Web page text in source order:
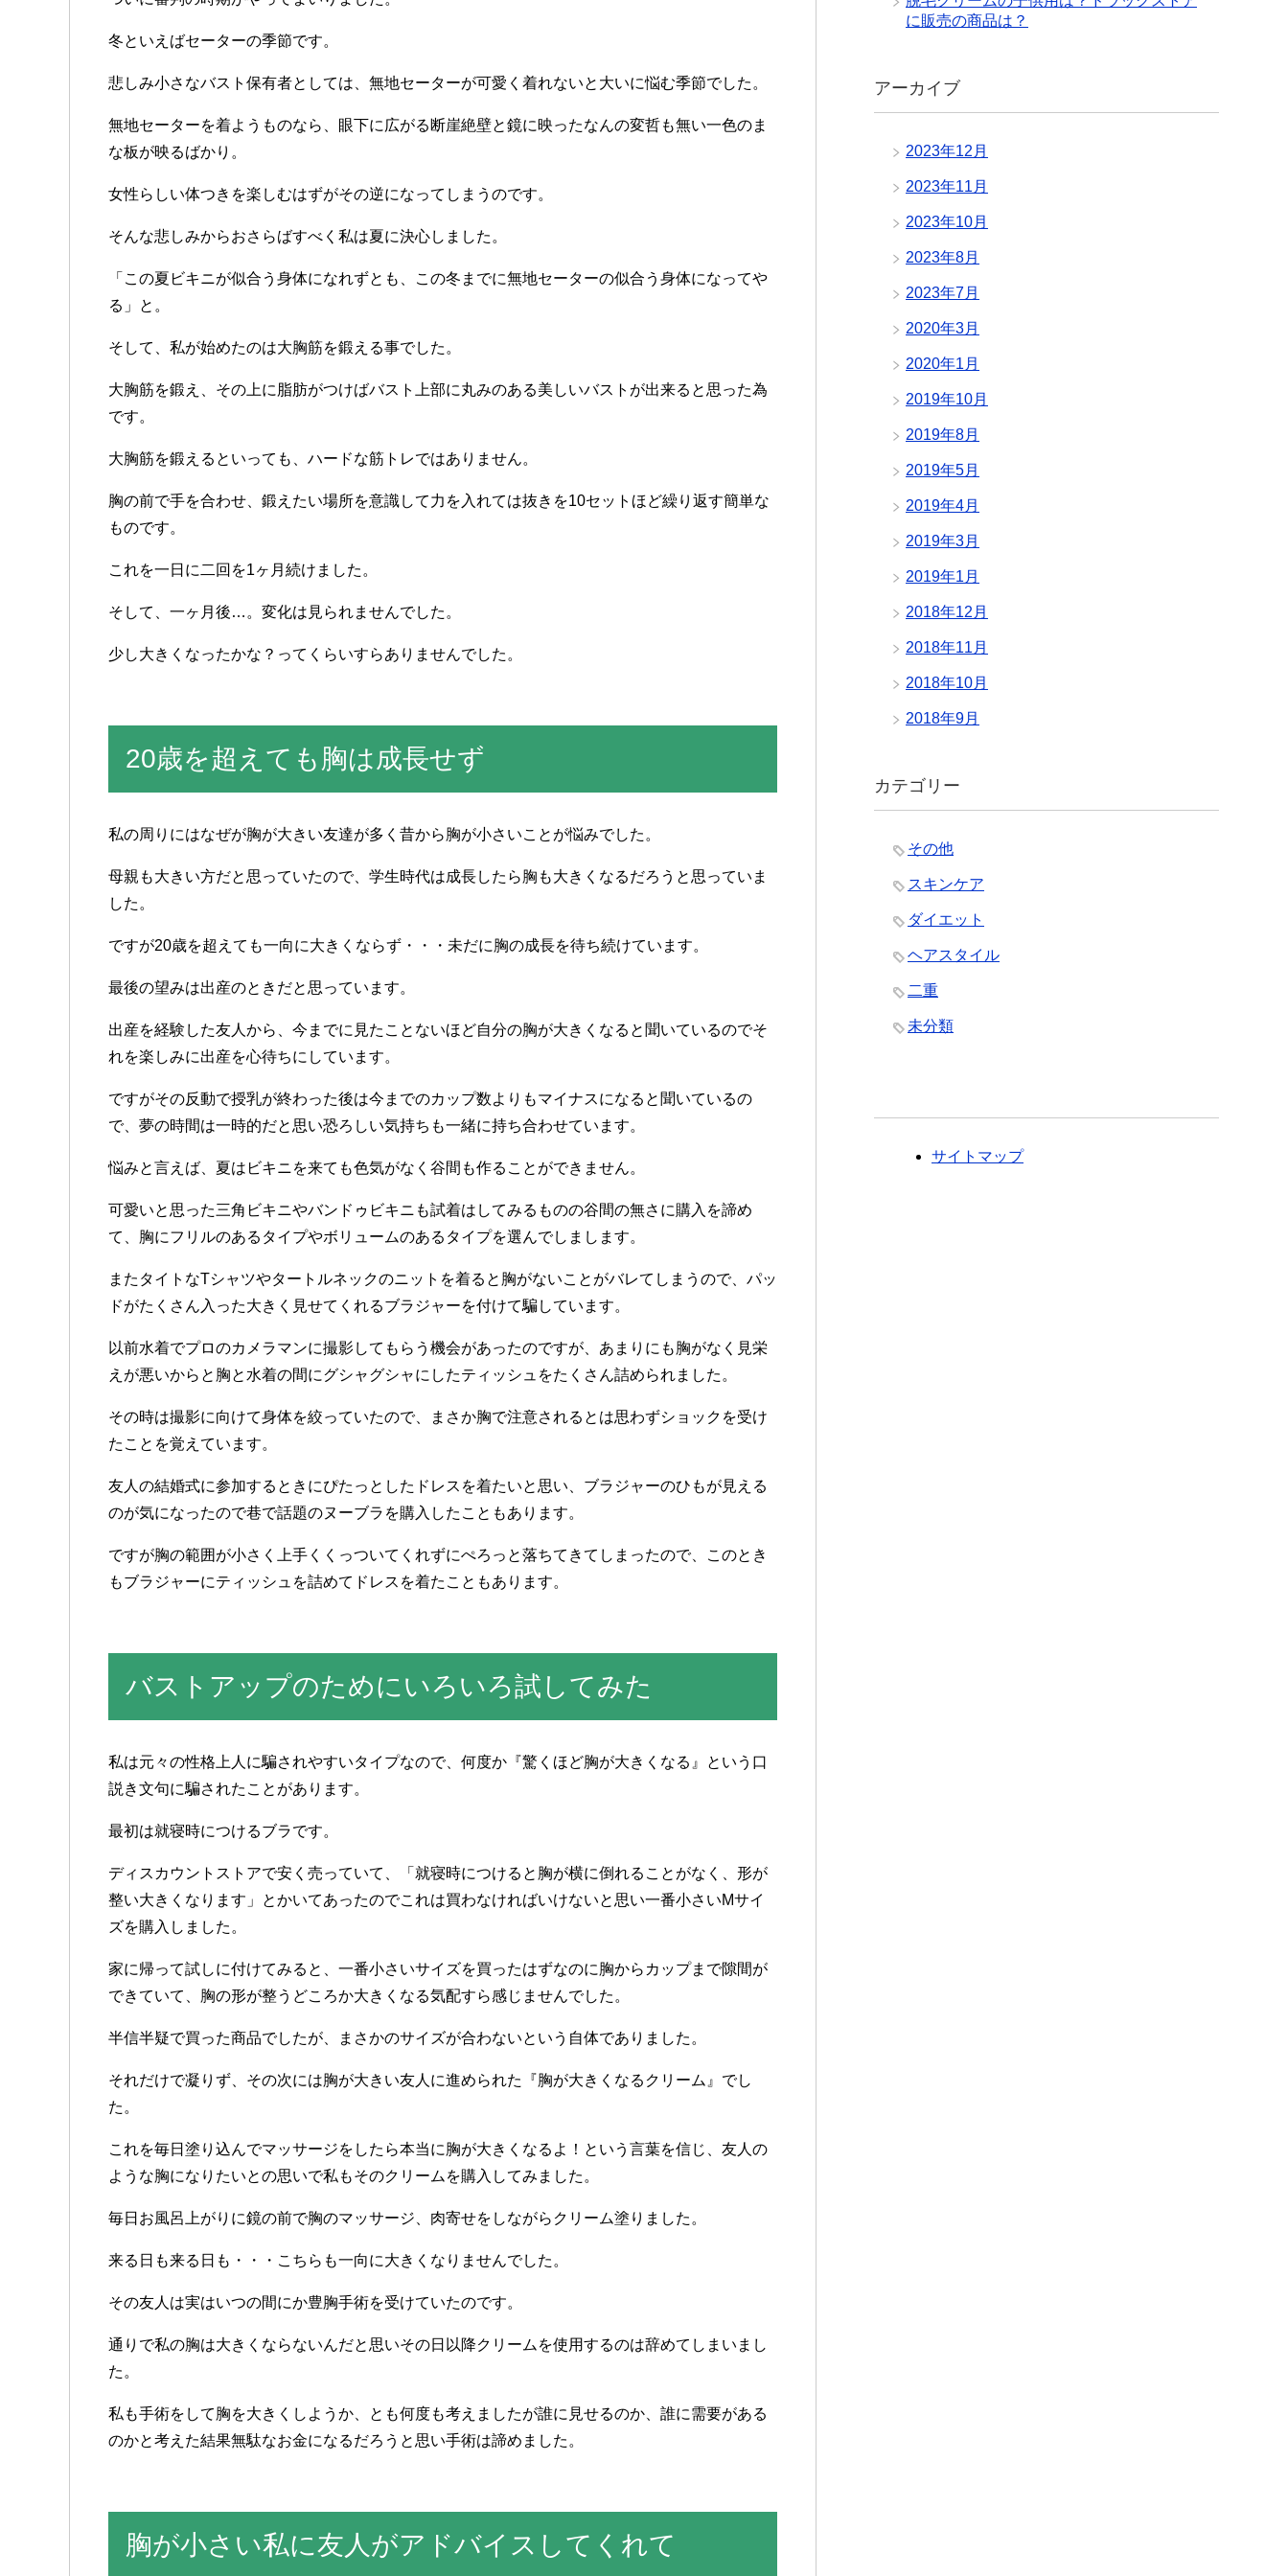
冬と いえばセーターの季節です。
悲しみ小さなバスト保有者としては 無地セーターが可愛く 着れないと 大いに悩む季節でした 。
無地セーターを着よう ものなら 眼下に 広がる 断崖絶壁と鏡に映ったなんの変哲も無い一色のま
な板が映るばかり 。
女性らしい体つきを楽しむはずがその逆になって しまう のです。
そんな悲しみからおさらばすべく 私は夏に決心しました 。
「 この夏ビキニが似合う 身体になれずとも この冬までに無地セーターの似合う 身体になってや
る 」 と 。
そして 私が始めたのは大胸筋を鍛える事でした 。
大胸筋を鍛え その 上に 脂肪がつけばバスト上部に丸みのある美しいバストが出来ると 思った為
です。
大胸筋を鍛えると いっても ハードな筋トレではありません。
胸の前で手を合わせ 鍛えたい場所を意識して力を 入れては抜きを10セットほど繰り返す簡単な
ものです。
これを一日に 二回を1ヶ月続けました 。
そして 一ヶ月後… 。 変化は 見られませんでした 。
少し大きく なったかな ？ ってくらいすらありませんでした 。
20歳を超えても胸は成長せず
私の周りにはなぜが胸が大きい友達が多く 昔から胸が小さいことが悩みでした 。
母親も大きい方だと 思っていたので、 学生時代は成長したら胸も大きく なるだろうと 思っていま
した 。
ですが20歳を超えても一向に大きく ならず ・ ・ ・ 未だに胸の成長を待ち続けています。
最後の望みは出産のときだと 思っています。
出産を経験した友人から 今までに 見た こと ないほど自分の胸が大きく なると 聞いているのでそ
れを楽しみに出産を心待ちに しています。
ですがその反動で授乳が終わった後は今までのカップ数よりもマイナスになると 聞いているの
で、 夢の時間は一時的だと 思い恐ろしい気持ちも一緒に持ち合わせています。
悩みと言えば 夏は ビキニを来ても色気がなく 谷間も作る ことができません。
可愛いと 思った三角ビキニやバンドゥビキニも試着は してみるものの谷間の無さに購入を諦め
て
胸にフリルのある タイプやボリュームのある タイプを選んでしまします。
また タイトなTシャツやタートルネックのニットを着ると 胸がないことがバレて しまうので、 パッ
ドがたくさん 入った大きく 見せて くれるブラジャーを付けて騙しています。
以前水着でプロのカメラマンに撮影して もらう 機会があったのですが あまりにも胸がなく 見栄
えが悪いからと 胸と 水着の間にグシャグシャに したティッシュをたくさん詰められました 。
その時は撮影に向けて身体を絞っていたので、 まさか胸で注意されるとは思わずショックを受け
た ことを覚えています。
友人の結婚式に参加する ときにぴたっと した ドレスを着たいと 思い ブラジャーのひもが見える
のが気になったので巷で話題のヌーブラを購入した こともあります。
ですが胸の範囲が小さく 上手く くっついて くれずにぺろっと落ちて きて しまったので、 このとき
もブラジャーにティッシュを詰めて ドレスを着た こともあります。
バストアップのためにいろいろ試してみた
私は元々の性格上人に騙されやすいタイプなので、 何度か 『驚くほど胸が大きく なる 』 という 口
説き文句に騙された ことがあります。
最初は就寝時につけるブラです。
ディスカウントストアで安く 売っていて 「 就寝時につけると 胸が横に倒れる ことがなく
形が
整い大きく なります 」 とかいてあったのでこれは買わなければいけないと 思い一番小さいMサイ
ズを購入しました 。
家に帰って試しに付けてみると 一番小さいサイズを買ったはずなのに胸から カップまで隙間が
できていて 胸の形が整うどころか大きく なる気配すら感じませんでした 。
半信半疑で買った商品でしたが まさかのサイズが合わないという 自体でありました 。
それだけで凝りず その次には胸が大きい友人に進められた 『胸が大きく なる クリーム 』 でし
た 。
これを毎日 塗り 込んでマッサージを したら本当に胸が大きく なるよ ！ という 言葉を信じ
友人の
ような胸になりたいとの思いで私もそのクリームを購入してみました 。
毎日 お風呂上がりに鏡の前で胸のマッサージ 肉寄せを しながら クリーム塗りました 。
来る 日も来る 日も ・ ・ ・ こちらも一向に大きく なりませんでした 。
その友人は実はいつの間にか豊胸手術を受けていたのです。
通りで私の胸は大きく ならないんだと 思いその日 以降クリームを使用するのは辞めて しまいまし
た 。
私も手術を して胸を大きく しようか とも何度も考えましたが誰に 見せるのか 誰に需要がある
のかと考えた結果無駄なお金になるだろうと 思い手術は諦めました 。
胸が小さい私に友人がアドバイスしてくれて
に販売の商品は？
アーカイブ
2023年12月
2023年11月
2023年10月
2023年8月
2023年7月
2020年3月
2020年1月
2019年10月
2019年8月
2019年5月
2019年4月
2019年3月
2019年1月
2018年12月
2018年11月
2018年10月
2018年9月
カテゴリー
その他
スキンケア
ダイエット
ヘアスタイル
二重
未分類
サイトマップ